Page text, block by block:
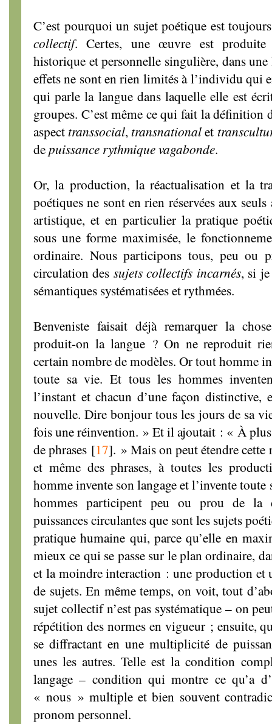
C’est pourquoi un sujet poétique est
collectif. Certes, une œuvre est
historique et personnelle singulière, dans
effets ne sont en rien limités à l’individu qui
qui parle la langue dans laquelle elle est
groupes. C’est même ce qui fait la définition
aspect transsocial, transnationalet
depuissance rythmique vagabonde.
Or, la production, la réactualisation et la
poétiques ne sont en rien réservées aux
artistique, et en particulier la pratique
sous une forme maximisée, le
ordinaire. Nous participons tous, peu ou
circulation des sujets collectifs incarnés, si
sémantiques systématisées et rythmées.
Benveniste faisait déjà remarquer la
produit-on la langue ? On ne reproduit
certain nombre de modèles. Or tout homme
toute sa vie. Et tous les hommes
l’instant et chacun d’une façon distinctive,
nouvelle. Dire bonjour tous les jours de sa
fois une réinvention. » Et il ajoutait : « À
de phrases [17]. » Mais on peut étendre cette
et même des phrases, à toutes les
homme invente son langage et l’invente
hommes participent peu ou prou de la
puissances circulantes que sont les sujets
pratique humaine qui, parce qu’elle en
mieux ce qui se passe sur le plan ordinaire,
et la moindre interaction : une production et
de sujets. En même temps, on voit, tout
sujet collectif n’est pas systématique – on
répétition des normes en vigueur ; ensuite,
se diffractant en une multiplicité de
unes les autres. Telle est la condition
langage – condition qui montre ce qu’a
« nous » multiple et bien souvent
pronom personnel.